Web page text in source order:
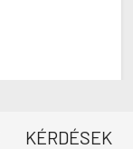
KÉRDÉSEK